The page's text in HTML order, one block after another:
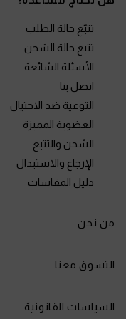
تتبّع حالة الطلب
تتبع حالة الشحن
الأسئلة الشائعة
اتصل بنا
التوعية ضد الاحتيال
العضوية المميزة
الشحن والتتبع
الإرجاع والاستبدال
دليل المقاسات
من نحن
التسوق معنا
السياسات القانونية